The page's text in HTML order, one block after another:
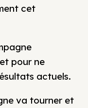
cet
pour ne
actuels.
va tourner et